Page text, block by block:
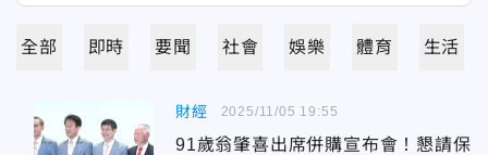
全部 即時 要聞 社會 娛樂 體育 生活
財經
91歲翁肇喜出席併購宣布會！懇請保
2025/11/05 19:55